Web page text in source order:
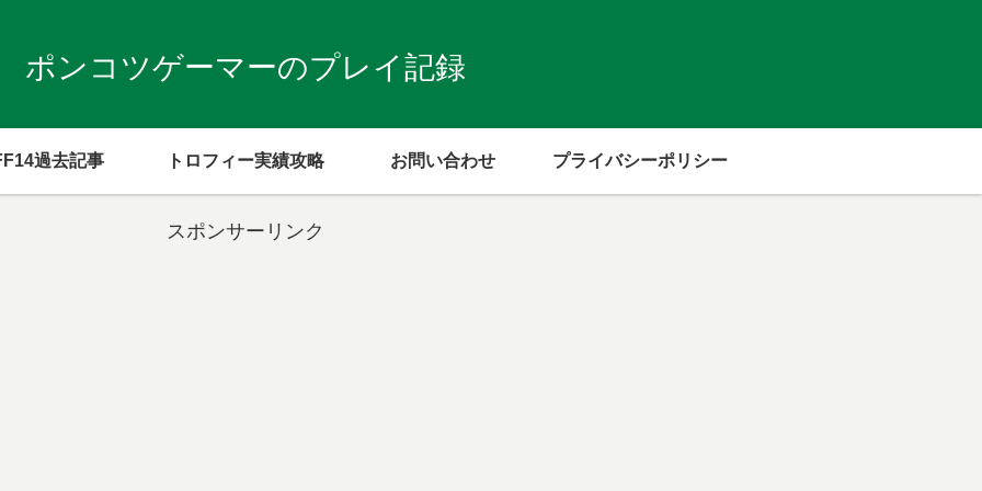
ポンコツゲーマーのプレイ記録
過去記事 トロフィー実績攻略 お問い合わせ プライバシーポリシー
スポンサーリンク